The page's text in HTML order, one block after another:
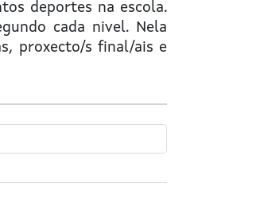
deportes na escola.
cada nivel. Nela
proxecto/s final/ais e